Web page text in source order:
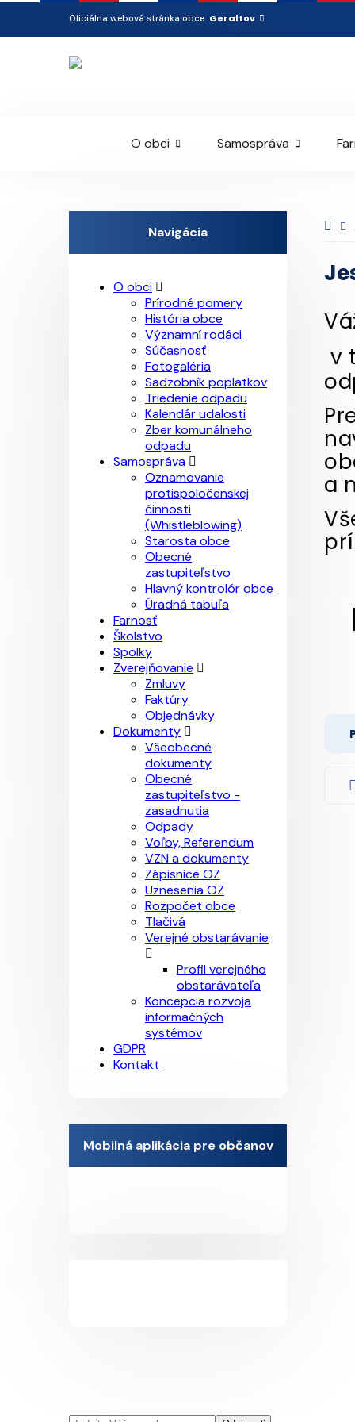
Oficiálna webová stránka obce Geraltov
O obci Samospráva
v
a
Navigácia
O obci
Prírodné pomery
História obce
Významní rodáci
Súčasnosť
Fotogaléria
Sadzobník poplatkov
Triedenie odpadu
Kalendár udalosti
Zber komunálneho
odpadu
Samospráva
Oznamovanie
protispoločenskej
činnosti
(Whistleblowing)
Starosta obce
Obecné
zastupiteľstvo
Hlavný kontrolór obce
Úradná tabuľa
Farnosť
Školstvo
Spolky
Zverejňovanie
Zmluvy
Faktúry
Objednávky
Dokumenty
Všeobecné
dokumenty
Obecné
zastupiteľstvo -
zasadnutia
Odpady
Voľby, Referendum
VZN a dokumenty
Zápisnice OZ
Uznesenia OZ
Rozpočet obce
Tlačivá
Verejné obstarávanie
Profil verejného
obstarávateľa
Koncepcia rozvoja
informačných
systémov
GDPR
Kontakt
Mobilná aplikácia pre občanov